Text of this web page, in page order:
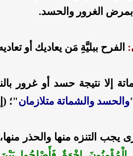
بمرض الغرور والحسد.
الفرح ببليَّةِ مَن يعاديك أو
إلا نتيجة حسد أو غرور
والحسد والشماتة متلازمان"؛
يجب التنزه منها والحذر